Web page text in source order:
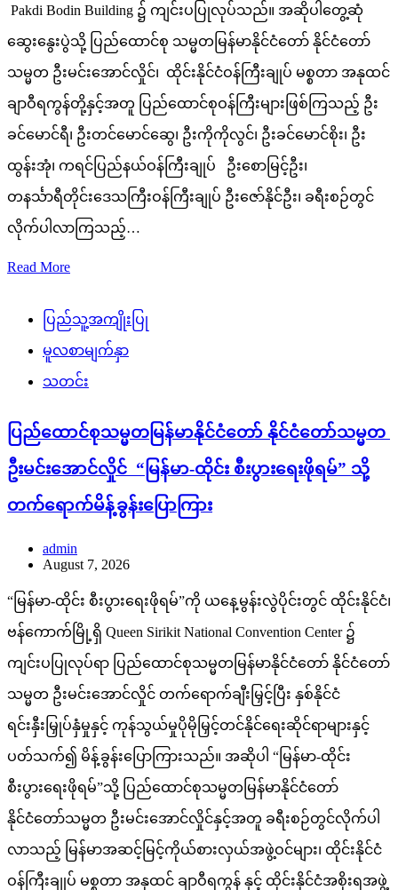
Pakdi Bodin Building ၌ ကျင်းပပြုလုပ်သည်။ အဆိုပါတွေ့ဆုံ
ဆွေးနွေးပွဲသို့ ပြည်ထောင်စု သမ္မတမြန်မာနိုင်ငံတော် နိုင်ငံတော်
သမ္မတ ဦးမင်းအောင်လှိုင်၊ ထိုင်းနိုင်ငံဝန်ကြီးချုပ် မစ္စတာ အနုထင်
ချာဝီရကွန်တို့နှင့်အတူ ပြည်ထောင်စုဝန်ကြီးများဖြစ်ကြသည့် ဦး
ခင်မောင်ရီ၊ ဦးတင်မောင်ဆွေ၊ ဦးကိုကိုလွင်၊ ဦးခင်မောင်စိုး၊ ဦး
ထွန်းအုံ၊ ကရင်ပြည်နယ်ဝန်ကြီးချုပ် ဦးစောမြင့်ဦး၊
တနင်္သာရီတိုင်းဒေသကြီးဝန်ကြီးချုပ် ဦးဇော်နိုင်ဦး၊ ခရီးစဉ်တွင်
လိုက်ပါလာကြသည့်…
Read More
ပြည်သူ့အကျိုးပြု
မူလစာမျက်နှာ
သတင်း
ပြည်ထောင်စုသမ္မတမြန်မာနိုင်ငံတော် နိုင်ငံတော်သမ္မတ
ဦးမင်းအောင်လှိုင် “မြန်မာ-ထိုင်း စီးပွားရေးဖိုရမ်” သို့
တက်ရောက်မိန့်ခွန်းပြောကြား
admin
August 7, 2026
“မြန်မာ-ထိုင်း စီးပွားရေးဖိုရမ်”ကို ယနေ့မွန်းလွဲပိုင်းတွင် ထိုင်းနိုင်ငံ၊
ဗန်ကောက်မြို့ရှိ Queen Sirikit National Convention Center ၌
ကျင်းပပြုလုပ်ရာ ပြည်ထောင်စုသမ္မတမြန်မာနိုင်ငံတော် နိုင်ငံတော်
သမ္မတ ဦးမင်းအောင်လှိုင် တက်ရောက်ချီးမြှင့်ပြီး နှစ်နိုင်ငံ
ရင်းနှီးမြှုပ်နှံမှုနှင့် ကုန်သွယ်မှုပိုမိုမြှင့်တင်နိုင်ရေးဆိုင်ရာများနှင့်
ပတ်သက်၍ မိန့်ခွန်းပြောကြားသည်။ အဆိုပါ “မြန်မာ-ထိုင်း
စီးပွားရေးဖိုရမ်”သို့ ပြည်ထောင်စုသမ္မတမြန်မာနိုင်ငံတော်
နိုင်ငံတော်သမ္မတ ဦးမင်းအောင်လှိုင်နှင့်အတူ ခရီးစဉ်တွင်လိုက်ပါ
လာသည့် မြန်မာအဆင့်မြင့်ကိုယ်စားလှယ်အဖွဲ့ဝင်များ၊ ထိုင်းနိုင်ငံ
ဝန်ကြီးချုပ် မစ္စတာ အနုထင် ချာဝီရကွန် နှင့် ထိုင်းနိုင်ငံအစိုးရအဖွဲ့